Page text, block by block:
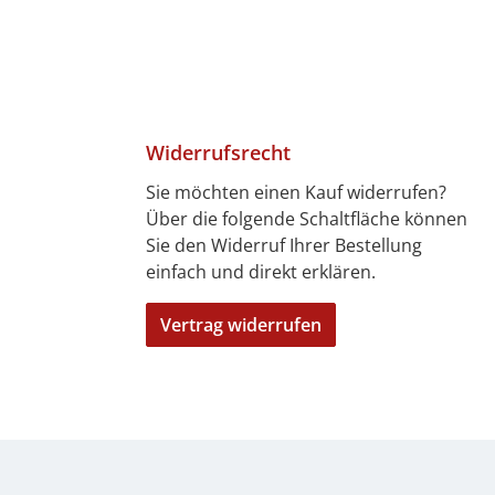
Widerrufsrecht
Sie möchten einen Kauf widerrufen?
Über die folgende Schaltfläche können
Sie den Widerruf Ihrer Bestellung
einfach und direkt erklären.
Vertrag widerrufen